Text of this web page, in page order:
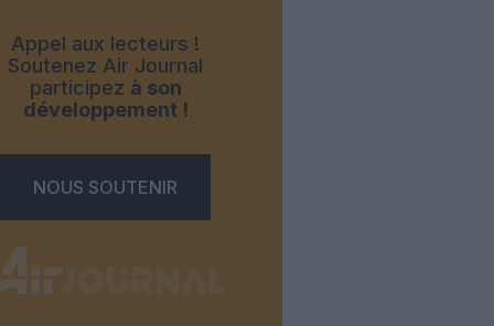
Appel aux lecteurs !
Soutenez Air Journal
participez à son
développement !
NOUS SOUTENIR